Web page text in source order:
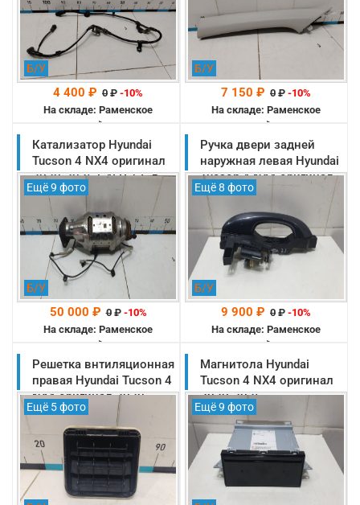
Б/У
4 400 ₽ 0 ₽ -10%
На складе: Раменское
-->
Б/У
7 150 ₽ 0 ₽ -10%
На складе: Раменское
-->
Катализатор Hyundai
Tucson 4 NX4 оригинал
2020-2025 G4FP 1.6 л
EURO 6 (289G02M705)
Ещё 9 фото
Б/У
50 000 ₽ 0₽ -10%
На складе: Раменское
-->
Ручка двери задней
наружная левая Hyundai
Tucson 4 NX4 оригинал
2020-2025
(83655N7000)
Ещё 8 фото
Б/У
9 900 ₽ 0 ₽ -10%
На складе: Раменское
-->
Решетка внтиляционная
правая Hyundai Tucson 4
NX4 оригинал 2020-
2025 (97510AA000)
Ещё 5 фото
Магнитола Hyundai
Tucson 4 NX4 оригинал
2020-2025
(96160n7120)
Ещё 9 фото